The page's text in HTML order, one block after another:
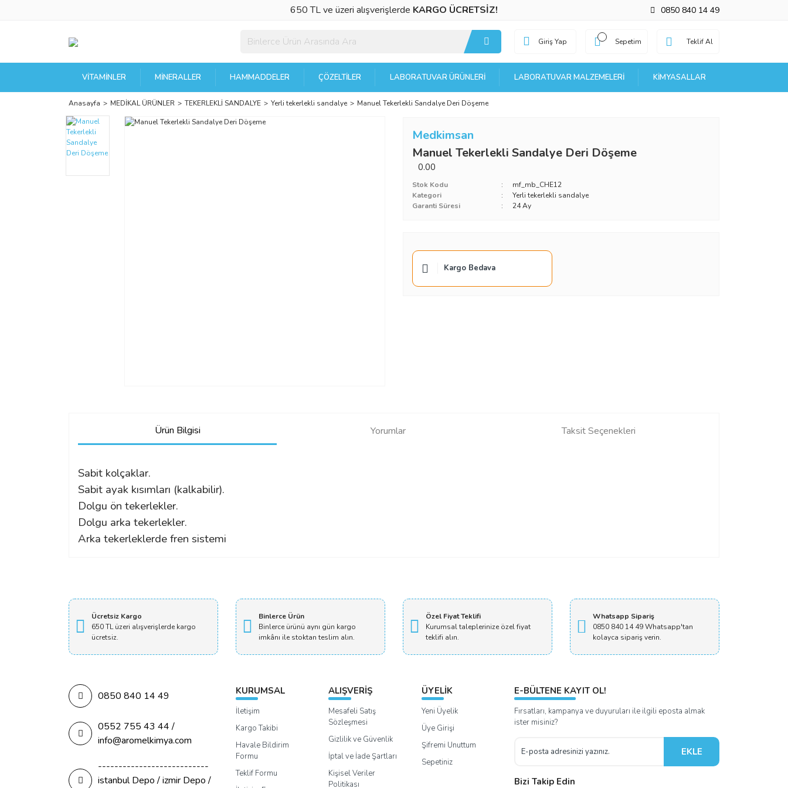
650 TL ve üzeri alışverişlerde KARGO ÜCRETSİZ! 0850 840 14 49
Giriş Yap Sepetim Teklif Al
VITAMINLER MINERALLER HAMMADDELER ÇÖZELTILER LABORATUVAR ÜRÜNLERI LABORATUVAR MALZEMELERI KIMYASALLAR
Anasayfa MEDİKAL ÜRÜNLER TEKERLEKLİ SANDALYE Yerli tekerlekli sandalye Manuel Tekerlekli Sandalye Deri Döşeme
Medkimsan
Manuel Tekerlekli Sandalye Deri Döşeme
0.00
Stok Kodu
mf_mb_CHE12
Kategori
Yerli tekerlekli sandalye
Garanti Süresi
24 Ay
Kargo Bedava
Ürün Bilgisi Yorumlar Taksit Seçenekleri
Sabit kolçaklar.
Sabit ayak kısımları (kalkabilir).
Dolgu ön tekerlekler.
Dolgu arka tekerlekler.
Arka tekerleklerde fren sistemi
Ücretsiz Kargo
650 TL üzeri alışverişlerde kargo
ücretsiz.
Binlerce Ürün
Binlerce ürünü aynı gün kargo
imkânı ile stoktan teslim alın.
Özel Fiyat Teklifi
Kurumsal taleplerinize özel fiyat
teklifi alın.
Whatsapp Sipariş
0850 840 14 49 Whatsapp'tan
kolayca sipariş verin.
0850 840 14 49
0552 755 43 44 /
info@aromelkimya.com
---------------------------
istanbul Depo / izmir Depo /
KURUMSAL
İletişim
Kargo Takibi
Havale Bildirim
Formu
Teklif Formu
ALIŞVERİŞ
Mesafeli Satış
Sözleşmesi
Gizlilik ve Güvenlik
İptal ve İade Şartları
Kişisel Veriler
Politikası
ÜYELİK
Yeni Üyelik
Üye Girişi
Şifremi Unuttum
Sepetiniz
E-BÜLTENE KAYIT OL!
Fırsatları, kampanya ve duyuruları ile ilgili eposta almak
ister misiniz?
EKLE
Bizi Takip Edin